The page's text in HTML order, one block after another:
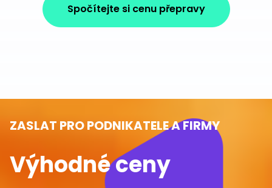
Spočítejte si cenu přepravy
ZASLAT PRO PODNIKATELE A FIRMY
Výhodné ceny